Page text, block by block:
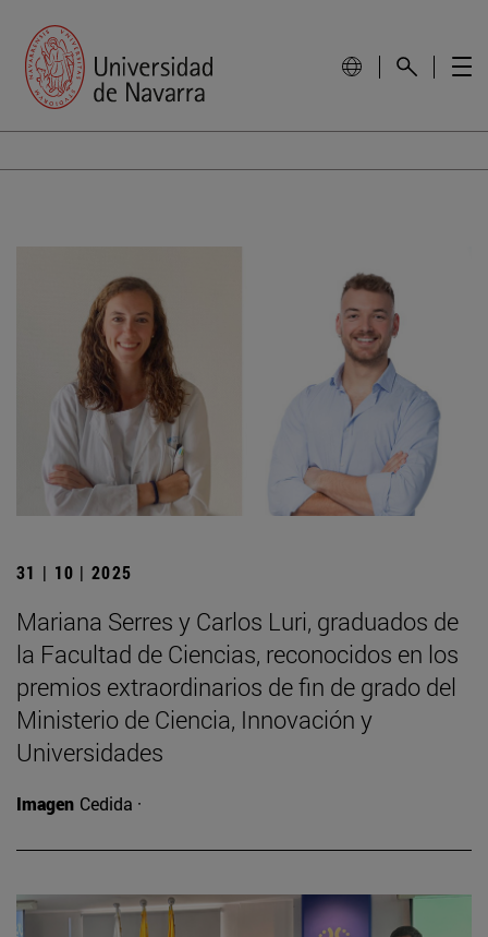
31 | 10 | 2025
Mariana Serres y Carlos Luri, graduados de
la Facultad de Ciencias, reconocidos en los
premios extraordinarios de fin de grado del
Ministerio de Ciencia, Innovación y
Universidades
Imagen Cedida ·